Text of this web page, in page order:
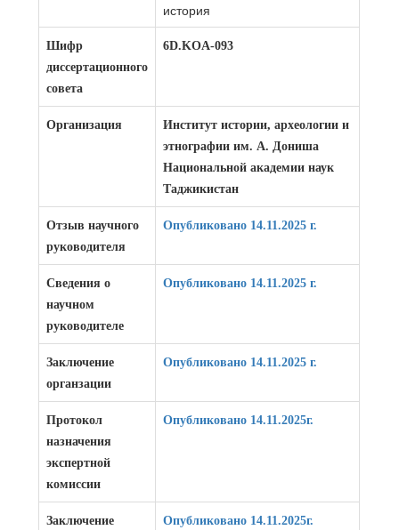
история
Шифр
диссертационного
совета
6D.KOA-093
Организация
Институт истории, археологии и
этнографии им. А. Дониша
Национальной академии наук
Таджикистан
Отзыв научного
руководителя
Опубликовано 14.11.2025 г.
Сведения о
научном
руководителе
Опубликовано 14.11.2025 г.
Заключение
органзации
Опубликовано 14.11.2025 г.
Протокол
назначения
экспертной
комиссии
Опубликовано 14.11.2025г.
Заключение
Опубликовано 14.11.2025г.